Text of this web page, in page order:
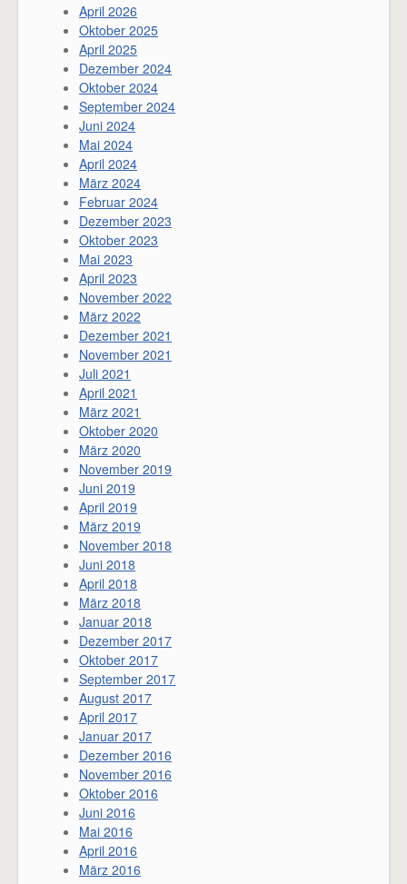
April 2026
Oktober 2025
April 2025
Dezember 2024
Oktober 2024
September 2024
Juni 2024
Mai 2024
April 2024
März 2024
Februar 2024
Dezember 2023
Oktober 2023
Mai 2023
April 2023
November 2022
März 2022
Dezember 2021
November 2021
Juli 2021
April 2021
März 2021
Oktober 2020
März 2020
November 2019
Juni 2019
April 2019
März 2019
November 2018
Juni 2018
April 2018
März 2018
Januar 2018
Dezember 2017
Oktober 2017
September 2017
August 2017
April 2017
Januar 2017
Dezember 2016
November 2016
Oktober 2016
Juni 2016
Mai 2016
April 2016
März 2016